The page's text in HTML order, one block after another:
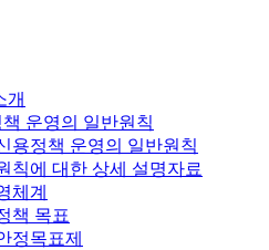
개
운영의 일반원칙
용정책 운영의 일반원칙
칙에 대한 상세 설명자료
체계
책 목표
정목표제